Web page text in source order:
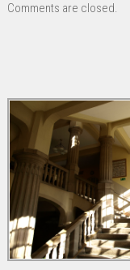
Comments are closed.